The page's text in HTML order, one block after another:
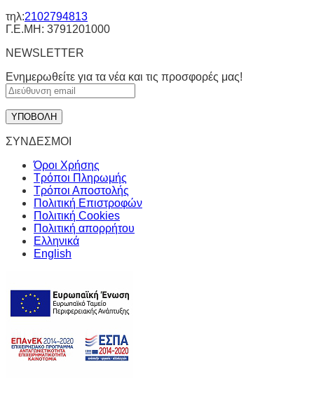
τηλ:2102794813
Γ.Ε.ΜΗ: 3791201000
NEWSLETTER
Ενημερωθείτε για τα νέα και τις προσφορές μας!
ΣΥΝΔΕΣΜΟΙ
Όροι Χρήσης
Τρόποι Πληρωμής
Τρόποι Αποστολής
Πολιτική Επιστροφών
Πολιτική Cookies
Πολιτική απορρήτου
Ελληνικά
English